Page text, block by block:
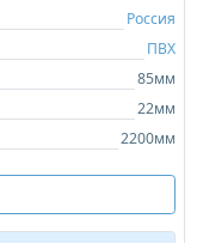
Россия
ПВХ
85мм
22мм
2200мм